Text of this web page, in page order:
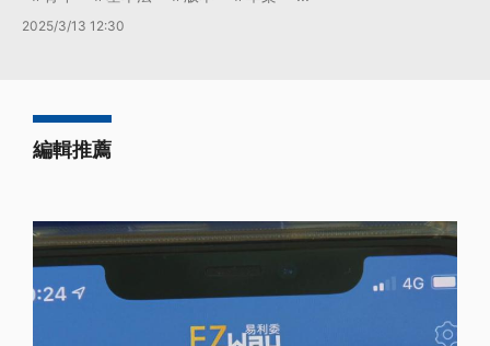
2025/3/13 12:30
編輯推薦